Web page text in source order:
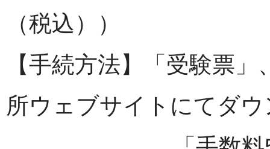
（税込））
【手続方法】「受験票
所ウェブサイトにてダ